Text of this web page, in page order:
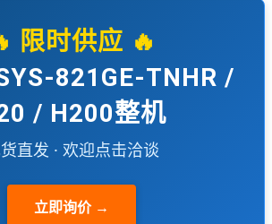
限时供应 🔥
821GE-TNHR /
/ H200整机
直发 · 欢迎点击洽谈
立即询价 →